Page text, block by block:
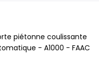
piétonne coulissante
- A1000 - FAAC